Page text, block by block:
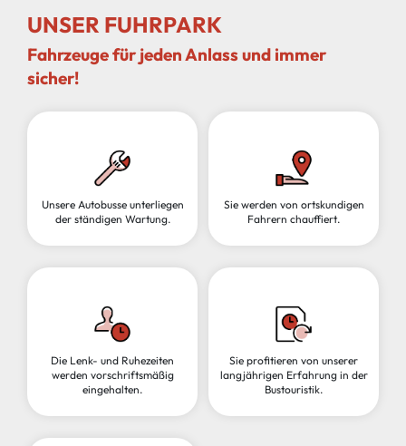
UNSER FUHRPARK
Fahrzeuge für jeden Anlass und immer
sicher!
Unsere Autobusse unterliegen
der ständigen Wartung.
Sie werden von ortskundigen
Fahrern chauffiert.
Die Lenk- und Ruhezeiten
werden vorschriftsmäßig
eingehalten.
Sie profitieren von unserer
langjährigen Erfahrung in der
Bustouristik.